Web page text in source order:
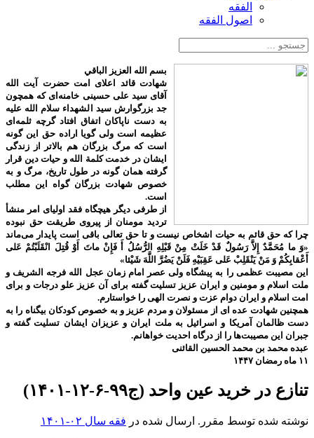
الفقه
اصول الفقه
بسم الله العزیز الباقي
شهادت قائد اعلای امت حضرت آیت الله
آقای سید علی حسینی خامنه‌ای که همچون
جد بزرگوارش سید الشهداء سلام الله علیه
به دست ناپاکان اتفاق افتاد گرچه ثلمه‌ای
عظیمه است ولی گویا اراده حق این گونه
است که مرگ بزرگان هم بالاتر از زندگی
ایشان در خدمت کلمة الله و حیات دین قرار
گرفته همان گونه در طول تاریخ، مرگ و به
خصوص شهادت بزرگان گواه این مطلب
است.
از طرفی دیگر هیچگاه فقد اولیای امر منشأ
تردید مومنان از پیروی طریقت حق نبوده
چرا که حق قائم به حیات اشخاص نیست و تا حق تعالی باقی است پایدار می‌ماند
«وَ ما مُحَمَّدٌ إِلاَّ رَسُولٌ قَدْ خَلَتْ مِنْ قَبْلِهِ الرُّسُلُ أَ فَإِنْ ماتَ أَوْ قُتِلَ انْقَلَبْتُمْ عَلى‌
أَعْقابِكُمْ وَ مَنْ يَنْقَلِبْ عَلى‌ عَقِبَيْهِ فَلَنْ يَضُرَّ اللَّهَ شَيْئا»
این مصیبت عظمی را به پیشگاه ولی عصر امام زمان عجل الله فرجه الشریف و
ملت اسلام و مومنین و ایران عزیز تسلیت گفته برای آن عزیز علو درجات و برای
امت اسلام و ایران دوام عزت و نصرت الهی را خواستارم.
همچنین شهادت عده ای از مسئولان و مردم عزیز و به خصوص کودکان بیگناه را به
دست ظالمان آمریکا و اسرائیل به ملت ایران و عزیزان ایشان تسلیت گفته و
جبران این مصیبت‌ها را از درگاه احدیت خواهانم.
عبده محمد بن محمد الحسین القائنی
۱۱ ماه رمضان ۱۴۴۷
تنازع در خرید عین واحد (ج۹۹-۶-۱۲-۱۴۰۱)
نوشته شده توسط مقرر. ارسال شده در فقه سال ۰۲-۱۴۰۱